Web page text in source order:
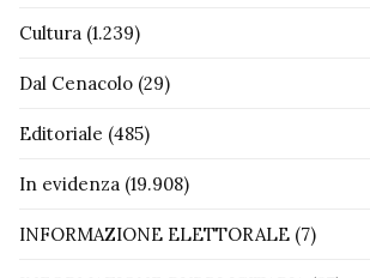
Cultura (1.239)
Dal Cenacolo (29)
Editoriale (485)
In evidenza (19.908)
INFORMAZIONE ELETTORALE (7)